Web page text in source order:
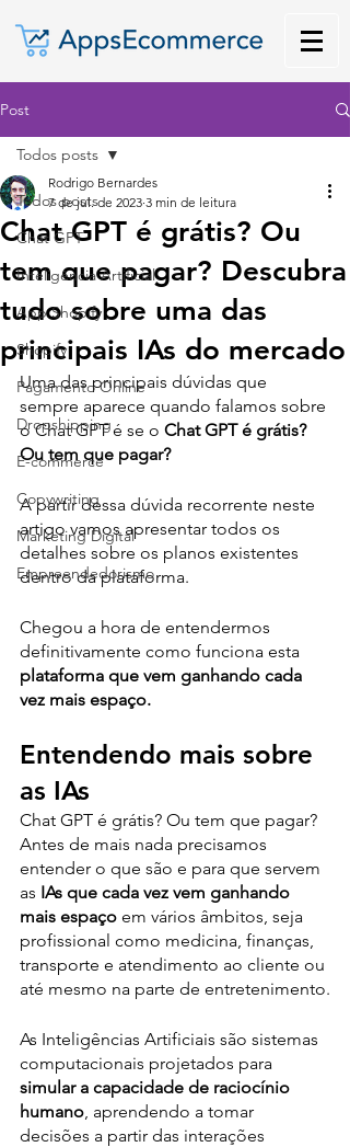
Post
Todos posts
Chat GPT
Inteligência Artificial
App Shopify
Shopify
Pagamento Online
Dropshipping
E-commerce
Copywriting
Marketing Digital
Empreendedorismo
Todos posts
Chat GPT é grátis? Ou
tem que pagar? Descubra
tudo sobre uma das
principais IAs do mercado
Rodrigo Bernardes
7 de jul. de 2023 3 min de leitura
Uma das principais dúvidas que
sempre aparece quando falamos sobre
o Chat GPT é se o Chat GPT é grátis?
Ou tem que pagar?
A partir dessa dúvida recorrente neste
artigo vamos apresentar todos os
detalhes sobre os planos existentes
dentro da plataforma.
Chegou a hora de entendermos
definitivamente como funciona esta
plataforma que vem ganhando cada
vez mais espaço.
Entendendo mais sobre
as IAs
Chat GPT é grátis? Ou tem que pagar?
Antes de mais nada precisamos
entender o que são e para que servem
as IAs que cada vez vem ganhando
mais espaço em vários âmbitos, seja
profissional como medicina, finanças,
transporte e atendimento ao cliente ou
até mesmo na parte de entretenimento.
As Inteligências Artificiais são sistemas
computacionais projetados para
simular a capacidade de raciocínio
humano, aprendendo a tomar
decisões a partir das interações